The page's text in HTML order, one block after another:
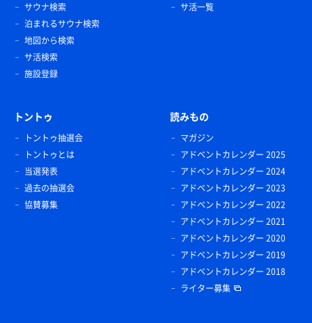
サウナ検索
泊まれるサウナ検索
地図から検索
サ活検索
施設登録
サ活一覧
トントゥ
トントゥ抽選会
トントゥとは
当選発表
過去の抽選会
協賛募集
読みもの
マガジン
アドベントカレンダー 2025
アドベントカレンダー 2024
アドベントカレンダー 2023
アドベントカレンダー 2022
アドベントカレンダー 2021
アドベントカレンダー 2020
アドベントカレンダー 2019
アドベントカレンダー 2018
ライター募集